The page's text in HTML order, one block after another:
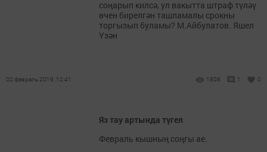
соңарып килсә, ул вакытта штраф түләү
өчен бирелгән ташламалы срокны
торгызып буламы? М.Айбулатов. Яшел
Үзән
02 февраль 2019, 12:41 1808 1 0
Яз тау артында түгел
Февраль кышның соңгы ае.